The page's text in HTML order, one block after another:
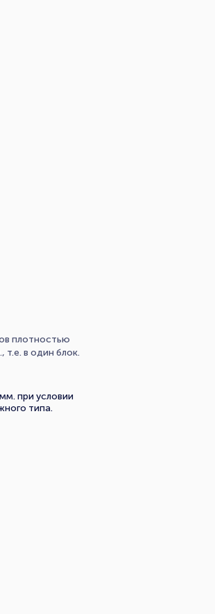
плотностью
в один блок.
при условии
типа.